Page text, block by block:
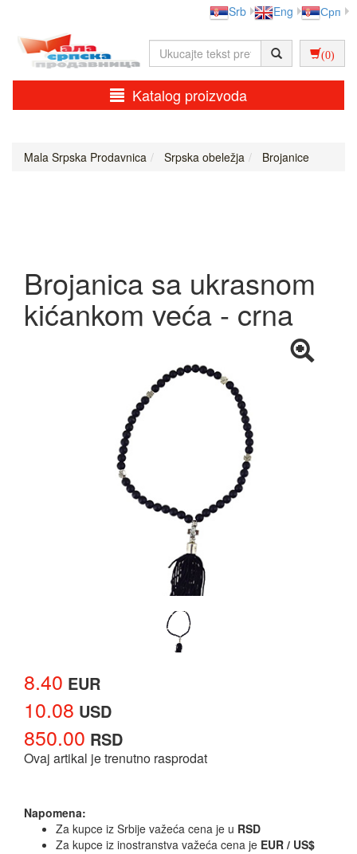
Srb Eng Срп
(0)
Katalog proizvoda
Mala Srpska Prodavnica Srpska obeležja Brojanice
Brojanica sa ukrasnom
kićankom veća - crna
8.40 EUR
10.08 USD
850.00 RSD
Ovaj artikal je trenutno rasprodat
Napomena:
Za kupce iz Srbije važeća cena je u RSD
Za kupce iz inostranstva važeća cena je EUR / US$